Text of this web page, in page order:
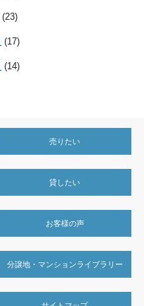
(23)
(17)
(14)
売りたい
貸したい
お客様の声
分譲地・マンションライブラリー